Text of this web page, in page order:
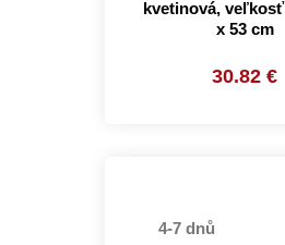
kvetinová, veľkosť
x 53 cm
30.82 €
4-7 dnů